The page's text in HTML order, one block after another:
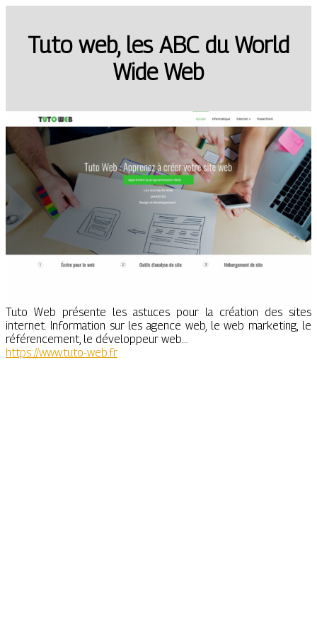
Tuto web, les ABC du World
Wide Web
Tuto Web présente les astuces pour la création des sites
internet. Information sur les agence web, le web marketing, le
référencement, le développeur web...
https://www.tuto-web.fr